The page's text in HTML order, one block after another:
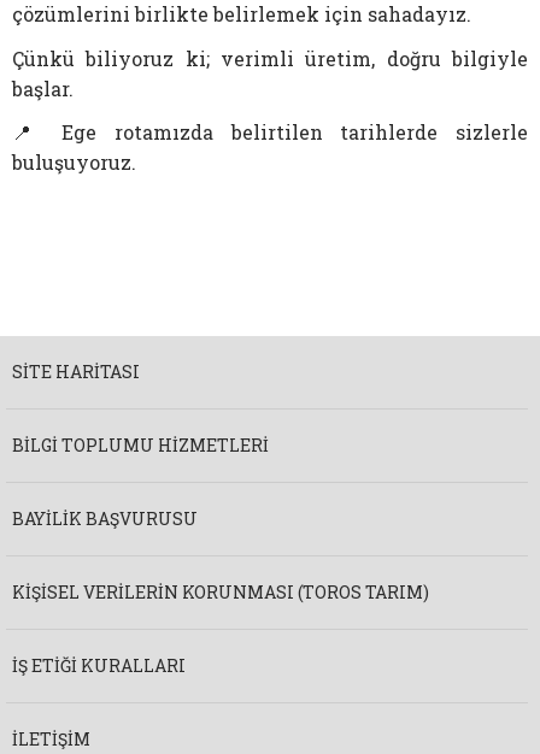
çözümlerini birlikte belirlemek için sahadayız.
Çünkü biliyoruz ki; verimli üretim, doğru bilgiyle
başlar.
📍 Ege rotamızda belirtilen tarihlerde sizlerle
buluşuyoruz.
SITE HARITASI
BILGI TOPLUMU HIZMETLERI
BAYILIK BAŞVURUSU
KIŞISEL VERILERIN KORUNMASI (TOROS TARIM)
İŞ ETIĞI KURALLARI
İLETIŞIM